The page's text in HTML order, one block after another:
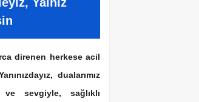
direnen herkese acil
dualarımız
sevgiyle, sağlıklı